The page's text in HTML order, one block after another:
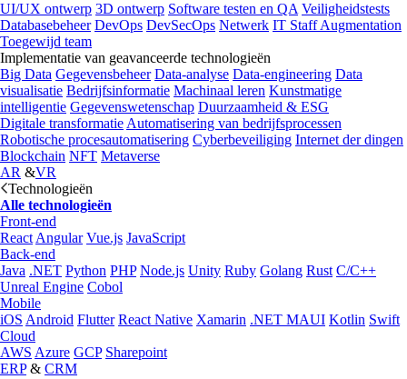
UI/UX ontwerp 3D ontwerp Software testen en QA Veiligheidstests
Databasebeheer DevOps DevSecOps Netwerk IT Staff Augmentation
Toegewijd team
Implementatie van geavanceerde technologieën
Big Data Gegevensbeheer Data-analyse Data-engineering Data
visualisatie Bedrijfsinformatie Machinaal leren Kunstmatige
intelligentie Gegevenswetenschap Duurzaamheid & ESG
Digitale transformatie Automatisering van bedrijfsprocessen
Robotische procesautomatisering Cyberbeveiliging Internet der dingen
Blockchain NFT Metaverse
AR &VR
Technologieën
Alle technologieën
Front-end
React Angular Vue.js JavaScript
Back-end
Java .NET Python PHP Node.js Unity Ruby Golang Rust C/C++
Unreal Engine Cobol
Mobile
iOS Android Flutter React Native Xamarin .NET MAUI Kotlin Swift
Cloud
AWS Azure GCP Sharepoint
ERP& CRM